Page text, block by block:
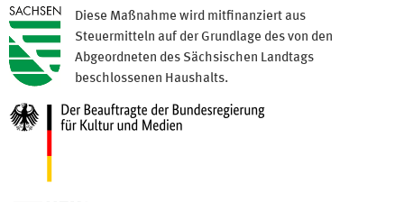
Diese Maßnahme wird mitfinanziert aus
Steuermitteln auf der Grundlage des von den
Abgeordneten des Sächsischen Landtags
beschlossenen Haushalts.